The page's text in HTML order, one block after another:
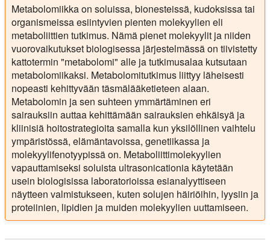
Metabolomiikka on soluissa, bionesteissä, kudoksissa tai
organismeissa esiintyvien pienten molekyylien eli
metaboliittien tutkimus. Nämä pienet molekyylit ja niiden
vuorovaikutukset biologisessa järjestelmässä on tiivistetty
kattotermin "metabolomi" alle ja tutkimusalaa kutsutaan
metabolomiikaksi. Metabolomitutkimus liittyy läheisesti
nopeasti kehittyvään täsmälääketieteen alaan.
Metabolomin ja sen suhteen ymmärtäminen eri
sairauksiin auttaa kehittämään sairauksien ehkäisyä ja
kliinisiä hoitostrategioita samalla kun yksilöllinen vaihtelu
ympäristössä, elämäntavoissa, genetiikassa ja
molekyylifenotyypissä on. Metaboliittimolekyylien
vapauttamiseksi soluista ultrasonicationia käytetään
usein biologisissa laboratorioissa esianalyyttiseen
näytteen valmistukseen, kuten solujen häiriöihin, lyysiin ja
proteiinien, lipidien ja muiden molekyylien uuttamiseen.